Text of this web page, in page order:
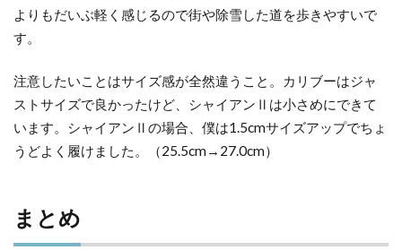
よりもだいぶ軽く感じるので街や除雪した道を歩きやすいで
す。
注意したいことはサイズ感が全然違うこと。カリブーはジャ
ストサイズで良かったけど、シャイアンⅡは小さめにできて
います。シャイアンⅡの場合、僕は1.5cmサイズアップでちょ
うどよく履けました。（25.5cm→27.0cm）
まとめ